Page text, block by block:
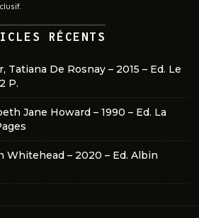
RÉCENTS
Tatiana De Rosnay – 2015 – Ed. Le
P.
Jane Howard – 1990 – Ed. La
Whitehead – 2020 – Ed. Albin